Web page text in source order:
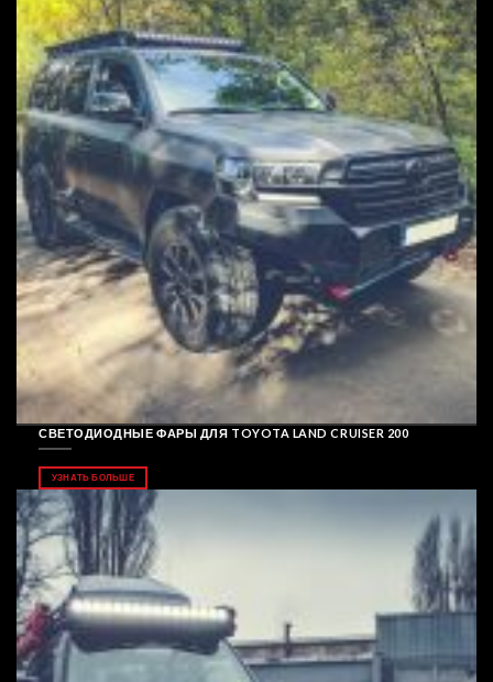
СВЕТОДИОДНЫЕ ФАРЫ ДЛЯ TOYOTA LAND CRUISER 200
УЗНАТЬ БОЛЬШЕ